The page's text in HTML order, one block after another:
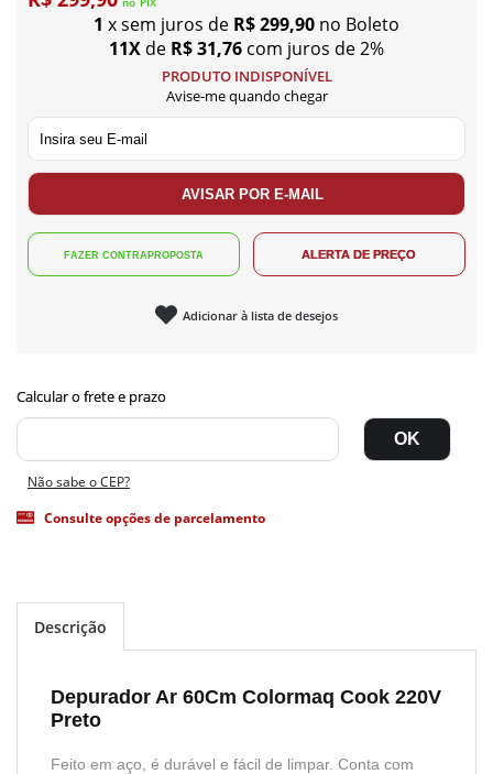
1 x sem juros de R$ 299,90 no Boleto
11X de R$ 31,76 com juros de 2%
PRODUTO INDISPONÍVEL
Avise-me quando chegar
Adicionar à lista de desejos
Não sabe o CEP?
Consulte opções de parcelamento
Descrição
Depurador Ar 60Cm Colormaq Cook 220V
Preto
Feito em aço, é durável e fácil de limpar. Conta com